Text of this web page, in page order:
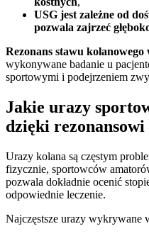
USG jest zależne od
pozwala zajrzeć
Rezonans stawu kolanowego
wykonywane badanie u
sportowymi i podejrzeniem
Jakie urazy
dzięki rezonansowi
Urazy kolana są częstym
fizycznie, sportowców
pozwala dokładnie ocenić
odpowiednie leczenie.
Najczęstsze urazy wykrywane